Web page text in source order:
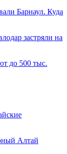
Барнаул. Куда
застряли на
до 500 тыс.
Алтай